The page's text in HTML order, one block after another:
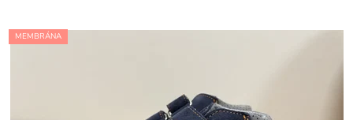
MEMBRÁNA